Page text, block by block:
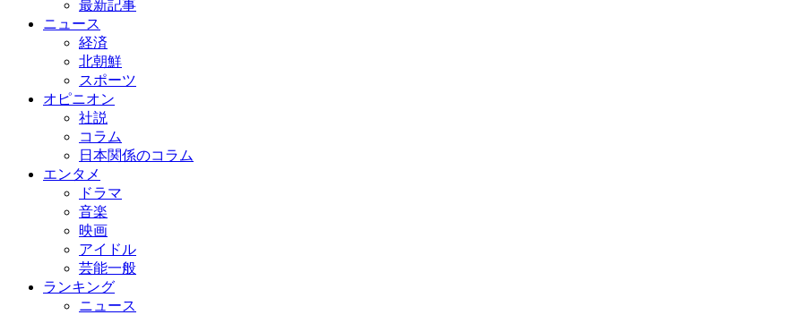
最新記事
ニュース
経済
北朝鮮
スポーツ
オピニオン
社説
コラム
日本関係のコラム
エンタメ
ドラマ
音楽
映画
アイドル
芸能一般
ランキング
ニュース